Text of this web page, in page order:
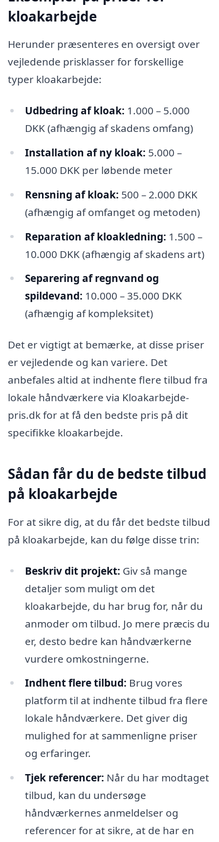
kloakarbejde
Herunder præsenteres en oversigt over
vejledende prisklasser for forskellige
typer kloakarbejde:
Udbedring af kloak: 1.000 – 5.000
DKK (afhængig af skadens omfang)
Installation af ny kloak: 5.000 –
15.000 DKK per løbende meter
Rensning af kloak: 500 – 2.000 DKK
(afhængig af omfanget og metoden)
Reparation af kloakledning: 1.500 –
10.000 DKK (afhængig af skadens art)
Separering af regnvand og
spildevand: 10.000 – 35.000 DKK
(afhængig af kompleksitet)
Det er vigtigt at bemærke, at disse priser
er vejledende og kan variere. Det
anbefales altid at indhente flere tilbud fra
lokale håndværkere via Kloakarbejde-
pris.dk for at få den bedste pris på dit
specifikke kloakarbejde.
Sådan får du de bedste tilbud
på kloakarbejde
For at sikre dig, at du får det bedste tilbud
på kloakarbejde, kan du følge disse trin:
Beskriv dit projekt: Giv så mange
detaljer som muligt om det
kloakarbejde, du har brug for, når du
anmoder om tilbud. Jo mere præcis du
er, desto bedre kan håndværkerne
vurdere omkostningerne.
Indhent flere tilbud: Brug vores
platform til at indhente tilbud fra flere
lokale håndværkere. Det giver dig
mulighed for at sammenligne priser
og erfaringer.
Tjek referencer: Når du har modtaget
tilbud, kan du undersøge
håndværkernes anmeldelser og
referencer for at sikre, at de har en